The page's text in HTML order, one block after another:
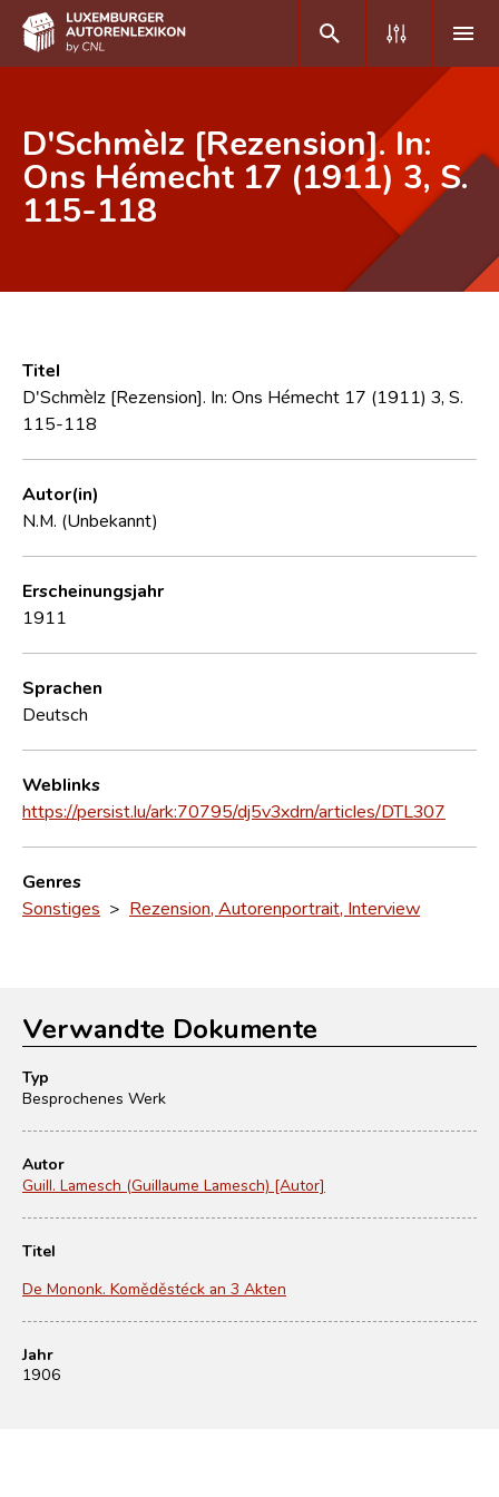
DE FR
Home
Erweiterte Suche
CNL
Forschungsgruppe
D'Schmèlz [Rezension]. In:
Ons Hémecht 17 (1911) 3, S.
115-118
Titel
D'Schmèlz [Rezension]. In: Ons Hémecht 17 (1911) 3, S.
115-118
Autor(in)
N.M. (Unbekannt)
Erscheinungsjahr
1911
Sprachen
Deutsch
Weblinks
https://persist.lu/ark:70795/dj5v3xdrn/articles/DTL307
Genres
Sonstiges > Rezension, Autorenportrait, Interview
Verwandte Dokumente
Typ
Besprochenes Werk
Autor
Guill. Lamesch (Guillaume Lamesch) [Autor]
Titel
De Mononk. Koměděstéck an 3 Akten
Jahr
1906